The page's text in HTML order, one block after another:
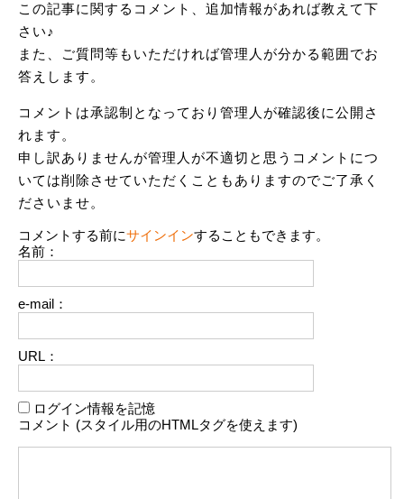
この記事に関するコメント、追加情報があれば教えて下
さい♪
また、ご質問等もいただければ管理人が分かる範囲でお
答えします。
コメントは承認制となっており管理人が確認後に公開さ
れます。
申し訳ありませんが管理人が不適切と思うコメントにつ
いては削除させていただくこともありますのでご了承く
ださいませ。
コメントする前にサインインすることもできます。
名前：
e-mail：
URL：
ログイン情報を記憶
コメント (スタイル用のHTMLタグを使えます)